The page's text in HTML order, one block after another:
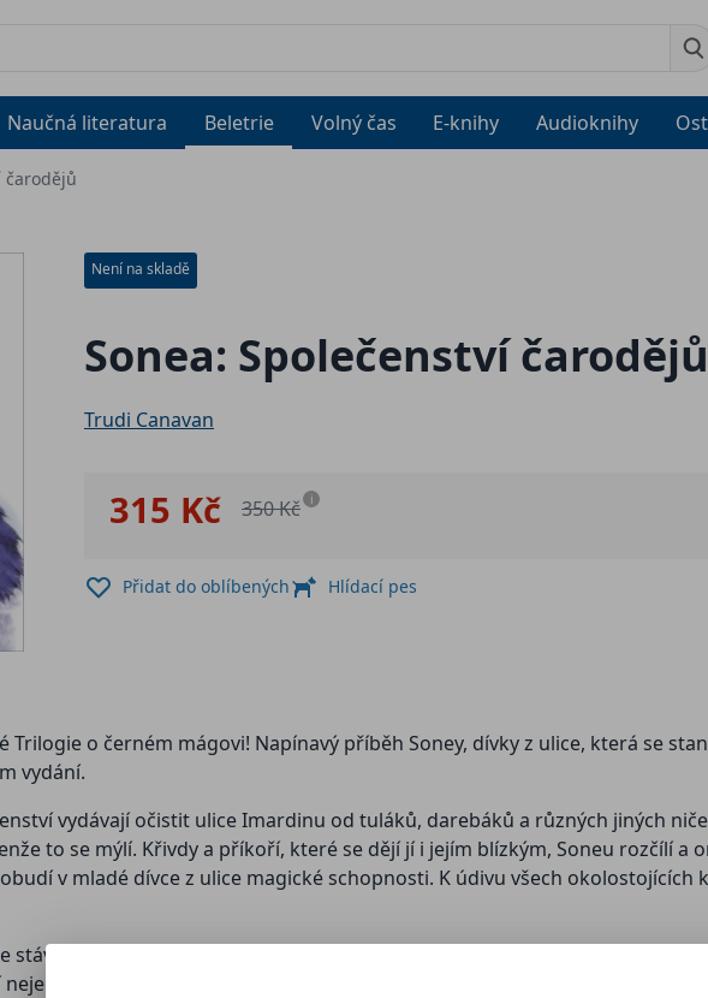
Naučná literatura Beletrie Volný čas E-knihy Audioknihy
čarodějů
Není na skladě
Sonea: Společenství čarodějů
Trudi Canavan
315 Kč 350 Kč i
Přidat do oblíbených Hlídací pes
Trilogie o černém mágovi! Napínavý příběh Soney, dívky z ulice, která se
vydání.
vydávají očistit ulice Imardinu od tuláků, darebáků a různých jiných
to se mýlí. Křivdy a příkoří, které se dějí jí i jejím blízkým, Soneu rozčílí
v mladé dívce z ulice magické schopnosti. K údivu všech
stává skutečností. Někde v ulicích se volně pohybuje nevycvičená
ji, ale přivodí zkázu celého města.